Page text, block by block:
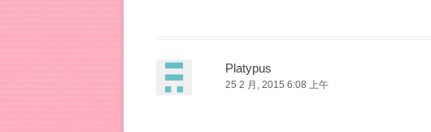
Platypus
25 2 月, 2015 6:08 上午